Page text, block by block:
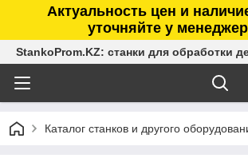
Актуальность цен и
уточняйте у
StankoProm.KZ: станки для обработки
Каталог станков и другого